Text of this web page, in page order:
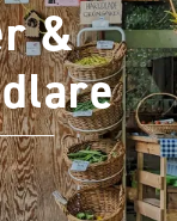
&